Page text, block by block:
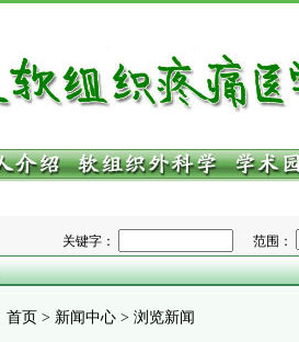
关键字：
范围：
首页 > 新闻中心 > 浏览新闻